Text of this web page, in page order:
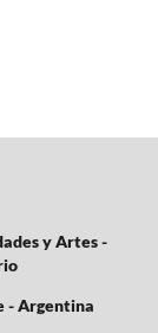
y Artes -
- Argentina